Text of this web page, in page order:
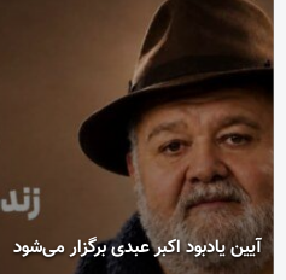
آیین یادبود اکبر عبدی برگزار می‌شود